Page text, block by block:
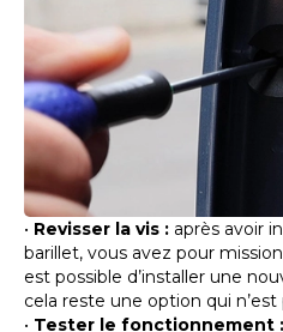
• Revisser la vis : après avoir
barillet, vous avez pour
est possible d’installer une
cela reste une option qui n’est
• Tester le fonctionnement :